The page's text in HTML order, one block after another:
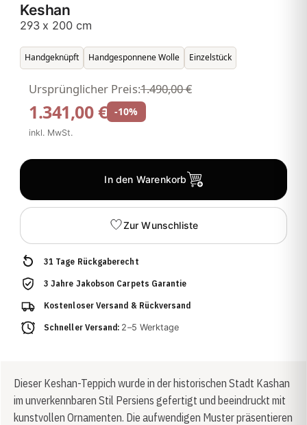
Keshan
293 x 200 cm
Handgeknüpft Handgesponnene Wolle Einzelstück
1.341,00 €
Ursprünglicher Preis:1.490,00 €
-10%
inkl. MwSt.
In den Warenkorb
Zur Wunschliste
31 Tage Rückgaberecht
3 Jahre Jakobson Carpets Garantie
Kostenloser Versand & Rückversand
Schneller Versand: 2–5 Werktage
Dieser Keshan-Teppich wurde in der historischen Stadt Kashan
im unverkennbaren Stil Persiens gefertigt und beeindruckt mit
kunstvollen Ornamenten. Die aufwendigen Muster präsentieren